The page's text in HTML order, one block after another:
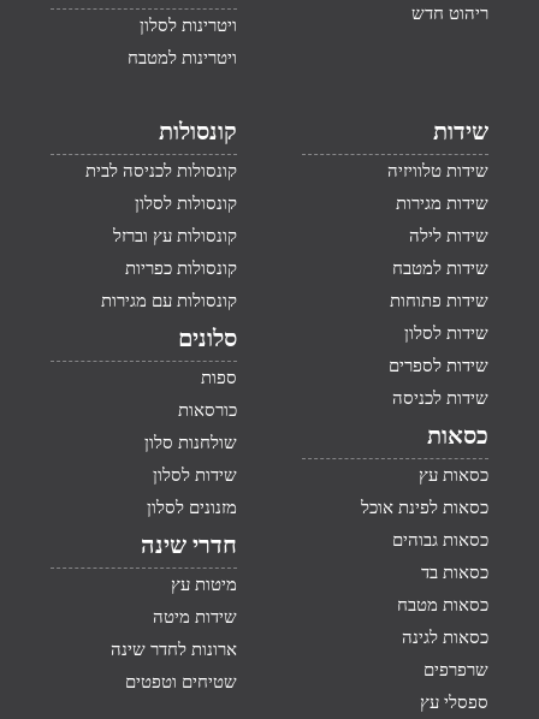
ריהוט חדש
ויטרינות לסלון
ויטרינות למטבח
שידות
שידות טלוויזיה
שידות מגירות
שידות לילה
שידות למטבח
שידות פתוחות
שידות לסלון
שידות לספרים
שידות לכניסה
כסאות
כסאות עץ
כסאות לפינת אוכל
כסאות גבוהים
כסאות בד
כסאות מטבח
כסאות לגינה
שרפרפים
ספסלי עץ
קונסולות
קונסולות לכניסה לבית
קונסולות לסלון
קונסולות עץ וברזל
קונסולות כפריות
קונסולות עם מגירות
סלונים
ספות
כורסאות
שולחנות סלון
שידות לסלון
מזנונים לסלון
חדרי שינה
מיטות עץ
שידות מיטה
ארונות לחדר שינה
שטיחים וטפטים